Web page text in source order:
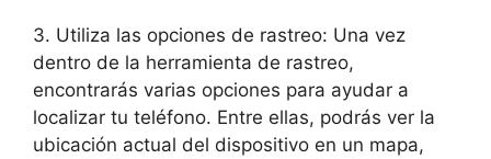
3. Utiliza⁣ las opciones de rastreo: Una ‌vez
⁤dentro de la ‍herramienta‍ de rastreo,⁢
encontrarás varias⁢ opciones para ayudar a
‍localizar tu teléfono. Entre ellas, podrás⁣ ver la
ubicación​ actual​ del dispositivo en ⁤un mapa,